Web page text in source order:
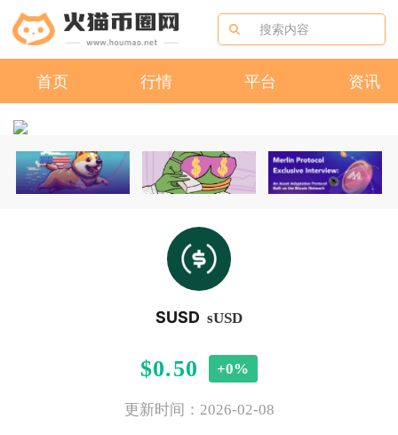
首页 行情 平台 资讯
SUSD sUSD
$0.50 +0%
更新时间：2026-02-08